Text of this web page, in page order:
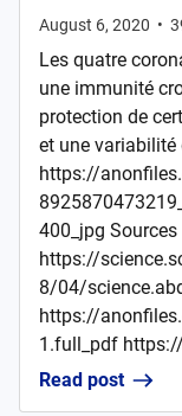
August 6, 2020 •
Les quatre
une immunité
protection de
et une variabilité
https://
400_jpg Sources
https://
8/04/
https://
1.full_pdf
Read post